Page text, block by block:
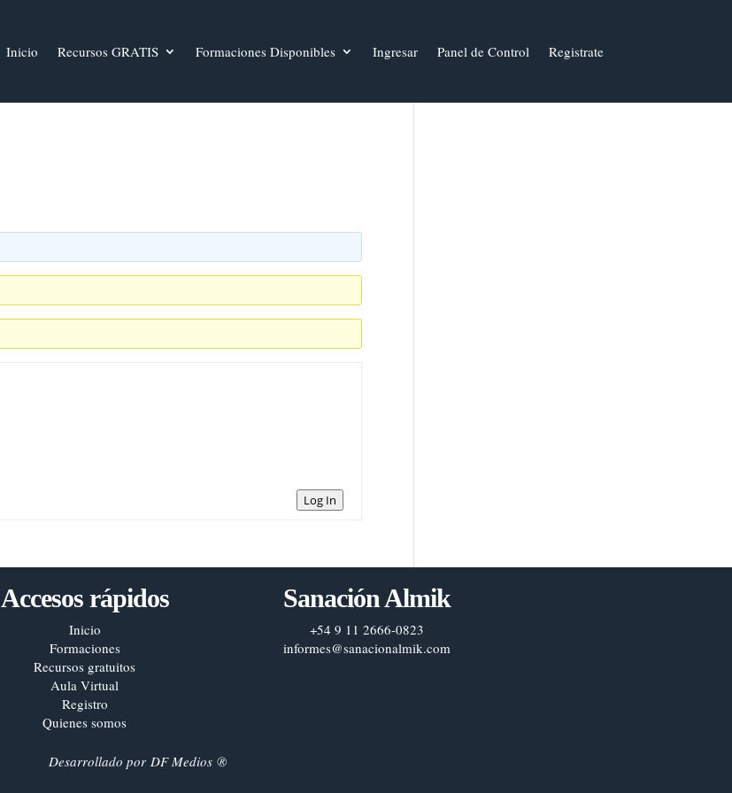
Inicio Recursos GRATIS Formaciones Disponibles Ingresar Panel de Control Registrate
Log In
Accesos rápidos
Inicio
Formaciones
Recursos gratuitos
Aula Virtual
Registro
Quienes somos
Sanación Almik
+54 9 11 2666-0823
informes@sanacionalmik.com
Desarrollado por DF Medios®